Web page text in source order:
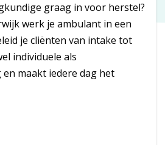
graag in voor herstel?
werk je ambulant in een
je cliënten van intake tot
individuele als
maakt iedere dag het